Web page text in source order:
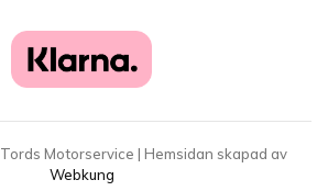
Tords Motorservice | Hemsidan skapad av
Webkung